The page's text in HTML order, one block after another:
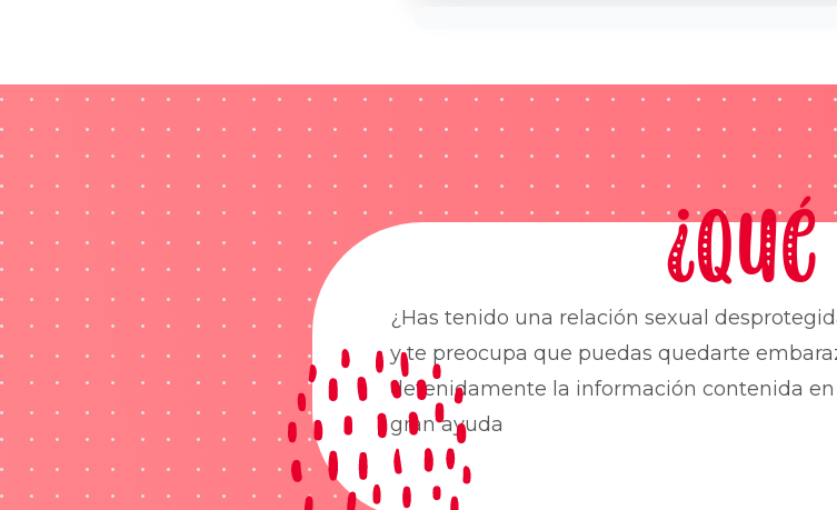
¿Has tenido una relación sexual
y te preocupa que puedas quedarte
detenidamente la información contenida en
gran ayuda